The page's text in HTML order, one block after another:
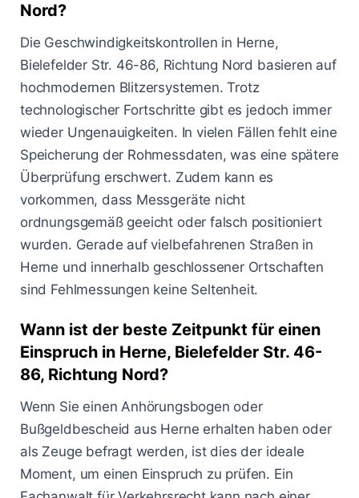
Nord?
Die Geschwindigkeitskontrollen in Herne,
Bielefelder Str. 46-86, Richtung Nord basieren auf
hochmodernen Blitzersystemen. Trotz
technologischer Fortschritte gibt es jedoch immer
wieder Ungenauigkeiten. In vielen Fällen fehlt eine
Speicherung der Rohmessdaten, was eine spätere
Überprüfung erschwert. Zudem kann es
vorkommen, dass Messgeräte nicht
ordnungsgemäß geeicht oder falsch positioniert
wurden. Gerade auf vielbefahrenen Straßen in
Herne und innerhalb geschlossener Ortschaften
sind Fehlmessungen keine Seltenheit.
Wann ist der beste Zeitpunkt für einen
Einspruch in Herne, Bielefelder Str. 46-
86, Richtung Nord?
Wenn Sie einen Anhörungsbogen oder
Bußgeldbescheid aus Herne erhalten haben oder
als Zeuge befragt werden, ist dies der ideale
Moment, um einen Einspruch zu prüfen. Ein